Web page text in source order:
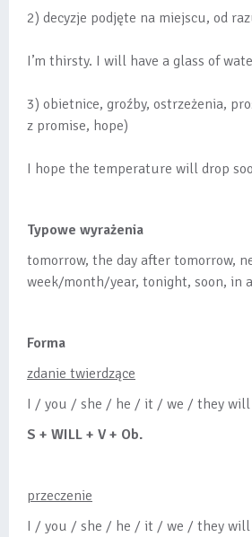
2) decyzje podjęte na miejscu, od
I’m thirsty. I will have a glass of
3) obietnice, groźby, ostrzeżenia,
z promise, hope)
I hope the temperature will drop
Typowe wyrażenia
tomorrow, the day after tomorrow,
week/month/year, tonight, soon, in
Forma
zdanie twierdzące
I / you / she / he / it / we / they will
S + WILL + V + Ob.
przeczenie
I / you / she / he / it / we / they